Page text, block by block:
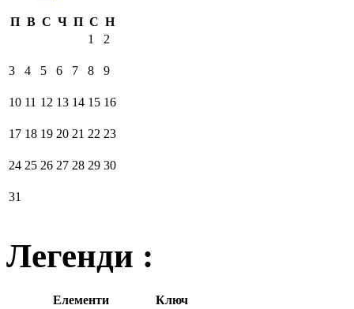
П В С Ч П С Н
1
2
3 4 5 6 7 8 9
10 11 12 13 14 15 16
17 18 19 20 21 22 23
24 25 26 27 28 29 30
31
Легенди :
Елементи
Ключ